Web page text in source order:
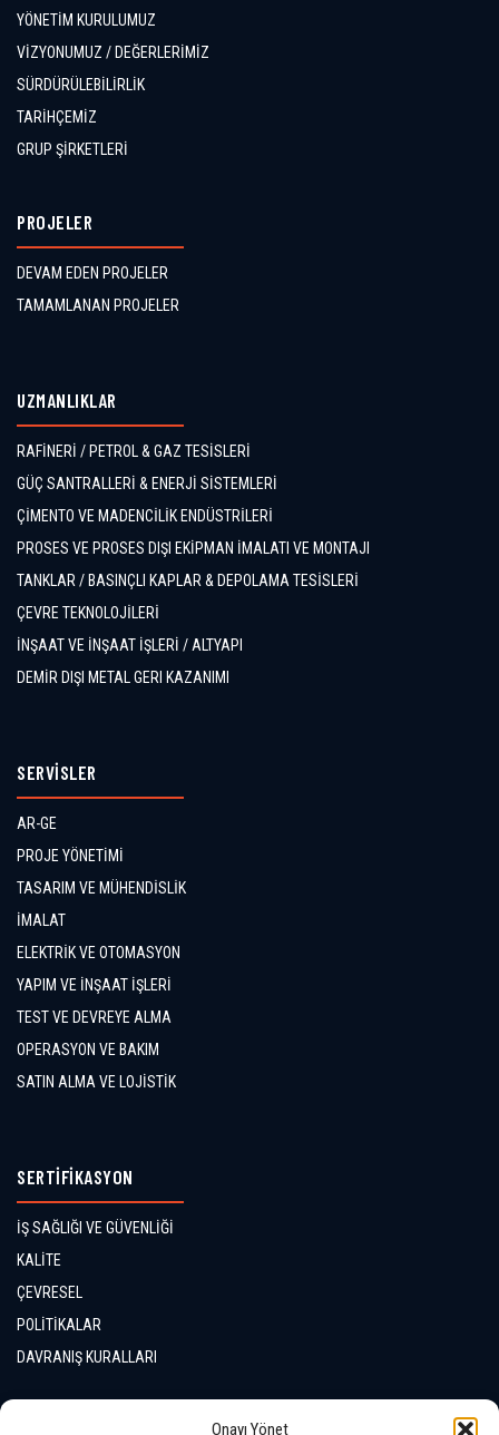
Onayı Yönet
YÖNETİM KURULUMUZ
VİZYONUMUZ / DEĞERLERİMİZ
SÜRDÜRÜLEBİLİRLİK
TARİHÇEMİZ
GRUP ŞİRKETLERİ
PROJELER
DEVAM EDEN PROJELER
TAMAMLANAN PROJELER
UZMANLIKLAR
RAFİNERİ / PETROL & GAZ TESİSLERİ
GÜÇ SANTRALLERİ & ENERJİ SİSTEMLERİ
ÇİMENTO VE MADENCİLİK ENDÜSTRİLERİ
PROSES VE PROSES DIŞI EKİPMAN İMALATI VE MONTAJI
TANKLAR / BASINÇLI KAPLAR & DEPOLAMA TESİSLERİ
ÇEVRE TEKNOLOJİLERİ
İNŞAAT VE İNŞAAT İŞLERİ / ALTYAPI
DEMİR DIŞI METAL GERI KAZANIMI
SERVİSLER
AR-GE
PROJE YÖNETİMİ
TASARIM VE MÜHENDİSLİK
İMALAT
ELEKTRİK VE OTOMASYON
YAPIM VE İNŞAAT İŞLERİ
TEST VE DEVREYE ALMA
OPERASYON VE BAKIM
SATIN ALMA VE LOJİSTİK
SERTİFİKASYON
İŞ SAĞLIĞI VE GÜVENLİĞİ
KALİTE
ÇEVRESEL
POLİTİKALAR
DAVRANIŞ KURALLARI